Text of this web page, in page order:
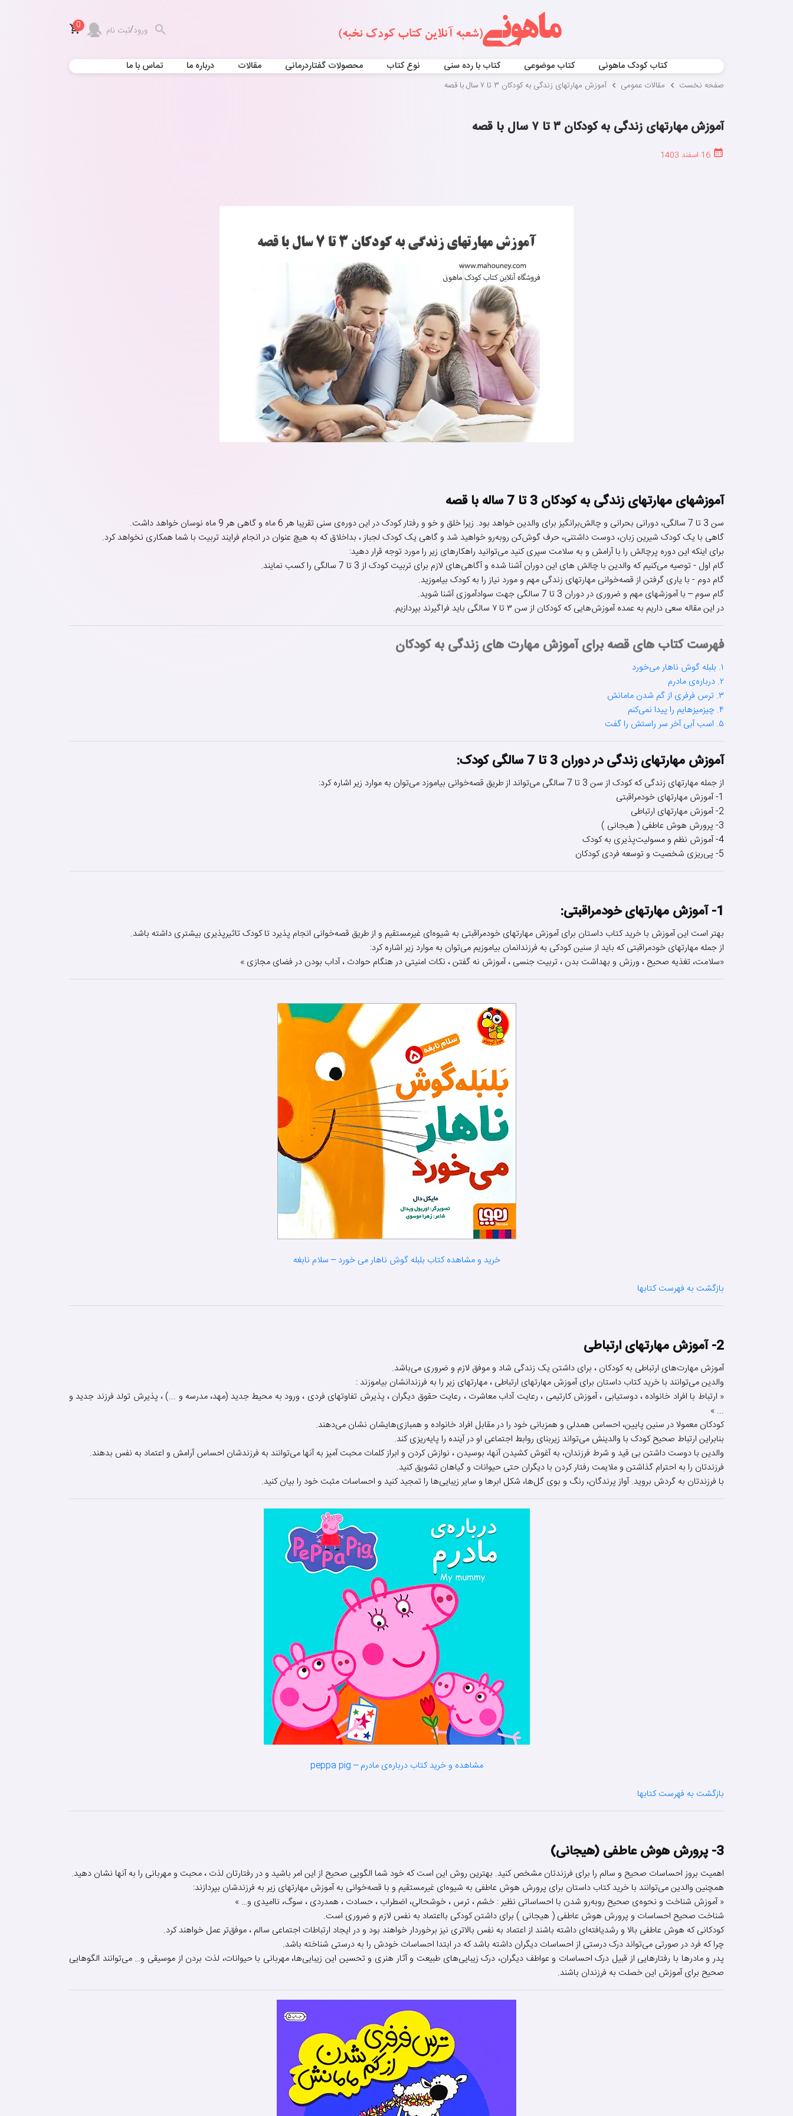
ورود/ثبت نام 0
کتاب کودک ماهونی کتاب موضوعی کتاب با رده سنی نوع کتاب محصولات گفتاردرمانی مقالات درباره ما تماس با ما
صفحه نخست مقالات عمومی آموزش مهارتهای زندگی به کودکان ۳ تا ۷ سال با قصه
آموزش مهارتهای زندگی به کودکان ۳ تا ۷ سال با قصه
آموزشهای مهارتهای زندگی به کودکان 3 تا 7 ساله با قصه
سن 3 تا 7 سالگی، دورانی بحرانی و چالش‌برانگیز برای والدین خواهد بود. زیرا خلق و خو و رفتار کودک در این دوره‌ی سنی تقریبا هر 6 ماه و گاهی هر 9 ماه نوسان خواهد داشت.
گاهی با یک کودک شیرین زبان، دوست داشتنی، حرف گوش‌کن روبه‌رو خواهید شد و گاهی یک کودک لجباز ، بداخلاق که به هیچ عنوان در انجام فرایند تربیت با شما همکاری نخواهد کرد.
برای اینکه این دوره پرچالش را با آرامش و به سلامت سپری کنید می‌توانید راهکارهای زیر را مورد توجه قرار دهید:
گام اول - توصیه می‌کنیم که والدین با چالش های این دوران آشنا شده و آگاهی‌های لازم برای تربیت کودک از 3 تا 7 سالگی را کسب نمایند.
گام دوم - با یاری گرفتن از قصه‌خوانی مهارتهای زندگی مهم و مورد نیاز را به کودک بیاموزید.
گام سوم – با آموزشهای مهم و ضروری در دوران 3 تا 7 سالگی جهت سوادآموزی آشنا شوید.
در این مقاله سعی داریم به عمده آموزش‌هایی که کودکان از سن ۳ تا ۷ سالگی باید فراگیرند بپردازیم.
فهرست کتاب های قصه برای آموزش مهارت های زندگی به کودکان
۱. بلبله گوش ناهار می‌خورد
۲. درباره‌ی مادرم
۳. ترس فرفری از گم شدن مامانش
۴. چیزمیزهایم را پیدا نمی‌کنم
۵. اسب آبی آخر سر راستش را گفت
آموزش مهارتهای زندگی در دوران 3 تا 7 سالگی کودک:
از جمله مهارتهای زندگی که کودک از سن 3 تا 7 سالگی می‌تواند از طریق قصه‌خوانی بیاموزد می‌توان به موارد زیر اشاره کرد:
1- آموزش مهارتهای خودمراقبتی
2- آموزش مهارتهای ارتباطی
3- پرورش هوش عاطفی ( هیجانی )
4- آموزش نظم و مسولیت‌پذیری به کودک
5- پی‌ریزی شخصیت و توسعه فردی کودکان
1- آموزش مهارتهای خودمراقبتی:
بهتر است این آموزش با خرید کتاب داستان برای آموزش مهارتهای خودمراقبتی به شیوه‌ای غیرمستقیم و از طریق قصه‌خوانی انجام پذیرد تا کودک تاثیرپذیری بیشتری داشته باشد.
از جمله مهارتهای خودمراقبتی که باید از سنین کودکی به فرزندانمان بیاموزیم می‌توان به موارد زیر اشاره کرد:
«سلامت، تغذیه صحیح ، ورزش و بهداشت بدن ، تربیت جنسی ، آموزش نه گفتن ، نکات امنیتی در هنگام حوادث ، آداب بودن در فضای مجازی »
خرید و مشاهده کتاب بلبله گوش ناهار می خورد – سلام نابغه
بازگشت به فهرست کتابها
2- آموزش مهارتهای ارتباطی
آموزش مهارت‌های ارتباطی به کودکان ، برای داشتن یک زندگی شاد و موفق لازم و ضروری می‌باشد.
والدین می‌توانند با خرید کتاب داستان برای آموزش مهارتهای ارتباطی ، مهارتهای زیر را به فرزندانشان بیاموزند :
« ارتباط با افراد خانواده ، دوستیابی ، آموزش کار‌تیمی ، رعایت آداب معاشرت ، رعایت حقوق دیگران ، پذیرش تفاوتهای فردی ، ورود به محیط جدید (مهد، مدرسه و ...) ، پذیرش تولد فرزند جدید و
... »
کودکان معمولا در سنین پایین، احساس همدلی و همزبانی خود را در مقابل افراد خانواده و همبازی‌هایشان نشان می‌دهند.
بنابراین ارتباط صحیح کودک با والدینش می‌تواند زیربنای روابط اجتماعی او در آینده را پایه‌ریزی کند.
والدین با دوست داشتن بی قید و شرط فرزندان، به آغوش کشیدن آنها، بوسیدن ، نوازش کردن و ابراز کلمات محبت آمیز به آنها می‌توانند به فرزندشان احساس آرامش و اعتماد به نفس بدهند.
فرزندتان را به احترام گذاشتن و ملایمت رفتار کردن با دیگران حتی حیوانات و گیاهان تشویق کنید.
با فرزندتان به گردش بروید. آواز پرندگان، رنگ و بوی گل‌ها، شکل ابرها و سایر زیبایی‌ها را تمجید کنید و احساسات مثبت خود را بیان کنید.
مشاهده و خرید کتاب درباره‌ی مادرم – peppa pig
بازگشت به فهرست کتابها
3- پرورش هوش عاطفی (هیجانی)
اهمیت بروز احساسات صحیح و سالم را برای فرزندتان مشخص کنید. بهترین روش این است که خود شما الگویی صحیح از این امر باشید و در رفتارتان لذت ، محبت و مهربانی را به آنها نشان دهید.
همچنین والدین می‌توانند با خرید کتاب داستان برای پرورش هوش عاطفی به شیوه‌ای غیرمستقیم و با قصه‌خوانی به آموزش مهارتهای زیر به فرزندشان بپردازند:
« آموزش شناخت و نحوه‌ی صحیح روبه‌رو شدن با احساساتی نظیر : خشم ، ترس ، خوشحالی، اضطراب ، حسادت ، همدردی ، سوگ، ناامیدی و… »
شناخت صحیح احساسات و پرورش هوش عاطفی ( هیجانی ) برای داشتن کودکی بااعتماد به نفس لازم و ضروری است.
کودکانی که هوش عاطفی بالا و رشدیافته‌ای داشته باشند از اعتماد به نفس بالاتری نیز برخوردار خواهند بود و در ایجاد ارتباطات اجتماعی سالم ، موفق‌تر عمل خواهند کرد.
چرا که فرد در صورتی می‌تواند درک درستی از احساسات دیگران داشته باشد که در ابتدا احساسات خودش را به درستی شناخته باشد.
پدر و مادرها با رفتارهایی از قبیل درک احساسات و عواطف دیگران، درک زیبایی‌های طبیعت و آثار هنری و تحسین این زیبایی‌ها، مهربانی با حیوانات، لذت بردن از موسیقی و… می‌توانند الگوهایی
صحیح برای آموزش این خصلت به فرزندان باشند.